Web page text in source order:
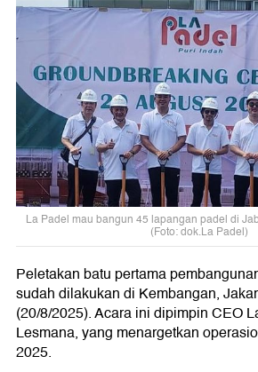
La Padel mau bangun 45 lapangan padel di
(Foto: dok.La Padel)
Peletakan batu pertama
sudah dilakukan di Kembangan,
(20/8/2025). Acara ini dipimpin CEO
Lesmana, yang menargetkan
2025.